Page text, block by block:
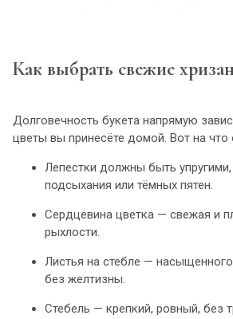
Как выбрать свежие
Долговечность букета напрямую
цветы вы принесёте домой. Вот на что
Лепестки должны быть
подсыхания или тёмных пятен.
Сердцевина цветка — свежая и
рыхлости.
Листья на стебле —
без желтизны.
Стебель — крепкий, ровный, без